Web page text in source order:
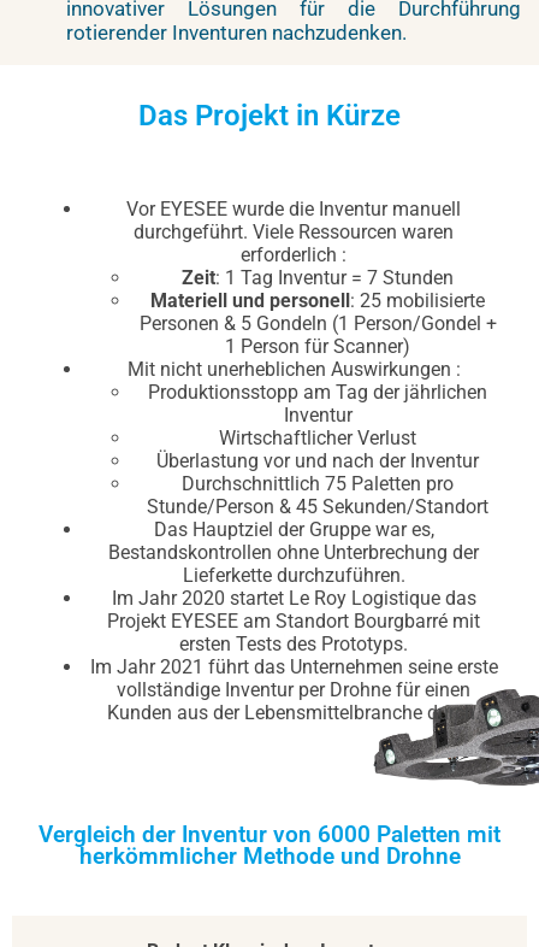
innovativer Lösungen für die Durchführung
rotierender Inventuren nachzudenken.
Das Projekt in Kürze
Vor EYESEE wurde die Inventur manuell
durchgeführt. Viele Ressourcen waren
erforderlich :
Zeit: 1 Tag Inventur = 7 Stunden
Materiell und personell: 25 mobilisierte
Personen & 5 Gondeln (1 Person/Gondel +
1 Person für Scanner)
Mit nicht unerheblichen Auswirkungen :
Produktionsstopp am Tag der jährlichen
Inventur
Wirtschaftlicher Verlust
Überlastung vor und nach der Inventur
Durchschnittlich 75 Paletten pro
Stunde/Person & 45 Sekunden/Standort
Das Hauptziel der Gruppe war es,
Bestandskontrollen ohne Unterbrechung der
Lieferkette durchzuführen.
Im Jahr 2020 startet Le Roy Logistique das
Projekt EYESEE am Standort Bourgbarré mit
ersten Tests des Prototyps.
Im Jahr 2021 führt das Unternehmen seine erste
vollständige Inventur per Drohne für einen
Kunden aus der Lebensmittelbranche durch.
Vergleich der Inventur von 6000 Paletten mit
herkömmlicher Methode und Drohne